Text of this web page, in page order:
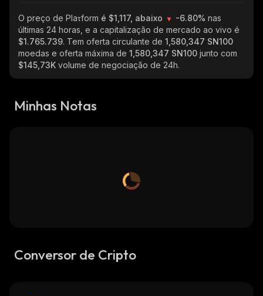
O preço de Plaτform é $1,117, abaixo -6.80% nas
últimas 24 horas, e a capitalização de mercado ao vivo é
$1.765.739. Tem oferta circulante de 1,580,347 SN100
moedas e oferta máxima de 1,580,347 SN100 junto com
$145,73K volume de negociação de 24h.
Minhas Notas
Conversor de Cripto